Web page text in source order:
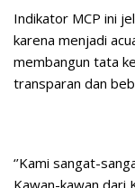
Indikator MCP ini
karena menjadi
membangun tata
transparan dan
‘’Kami sangat-
Kawan-kawan dari